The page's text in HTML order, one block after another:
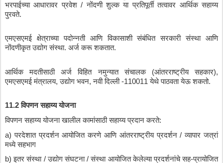
भरपाईच्या आधारावर प्रवेश / नोंदणी शुल्क या प्रतिपूर्ती तत्वावर आर्थिक सहाय्य
पुरवते.
एमएसएमई क्षेत्राच्या पदोन्नती आणि विकासाशी संबंधित सरकारी संस्था
आणि
नोंदणीकृत उद्योग संस्था. अर्ज करू शकतात.
आर्थिक मदतीसाठी अर्ज विहित नमुन्यात संचालक (आंतरराष्ट्रीय सहकार
एमएसएमई मंत्रालय, उद्योग भवन, नवी दिल्ली -110011 येथे पाठवता येऊ शकतो.
11.2 विपणन सहाय्य योजना
विपणन सहाय्य योजना खालील कामांसाठी सहाय्य प्रदान करते:
a) परदेशात प्रदर्शन आयोजित करणे आणि आंतरराष्ट्रीय प्रदर्शन / व्यापार जत्रां
मध्ये सहभाग
b) इतर संस्था / उद्योग संघटना / संस्था आयोजित केलेल्या प्रदर्शनांचे सह-प्रायोजित